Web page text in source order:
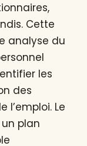
Cette
analyse du
les
des
l’emploi. Le
plan